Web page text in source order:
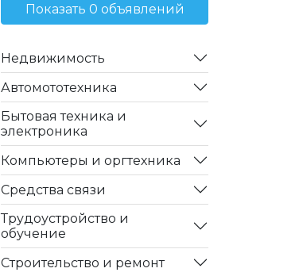
Показать 0 объявлений
Недвижимость
Автомототехника
Бытовая техника и
электроника
Компьютеры и оргтехника
Средства связи
Трудоустройство и
обучение
Строительство и ремонт